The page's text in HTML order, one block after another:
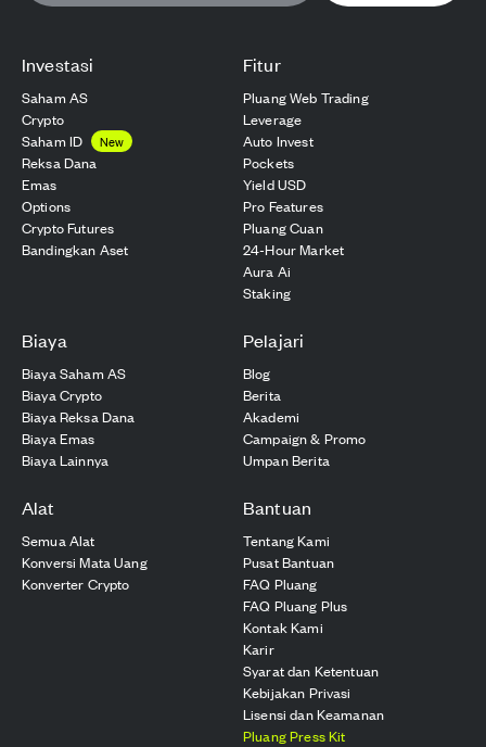
Investasi
Saham AS
Crypto
Saham ID
New
Reksa Dana
Emas
Options
Crypto Futures
Bandingkan Aset
Fitur
Pluang Web Trading
Leverage
Auto Invest
Pockets
Yield USD
Pro Features
Pluang Cuan
24-Hour Market
Aura Ai
Staking
Biaya
Biaya Saham AS
Biaya Crypto
Biaya Reksa Dana
Biaya Emas
Biaya Lainnya
Pelajari
Blog
Berita
Akademi
Campaign & Promo
Umpan Berita
Alat
Semua Alat
Konversi Mata Uang
Konverter Crypto
Bantuan
Tentang Kami
Pusat Bantuan
FAQ Pluang
FAQ Pluang Plus
Kontak Kami
Karir
Syarat dan Ketentuan
Kebijakan Privasi
Lisensi dan Keamanan
Pluang Press Kit